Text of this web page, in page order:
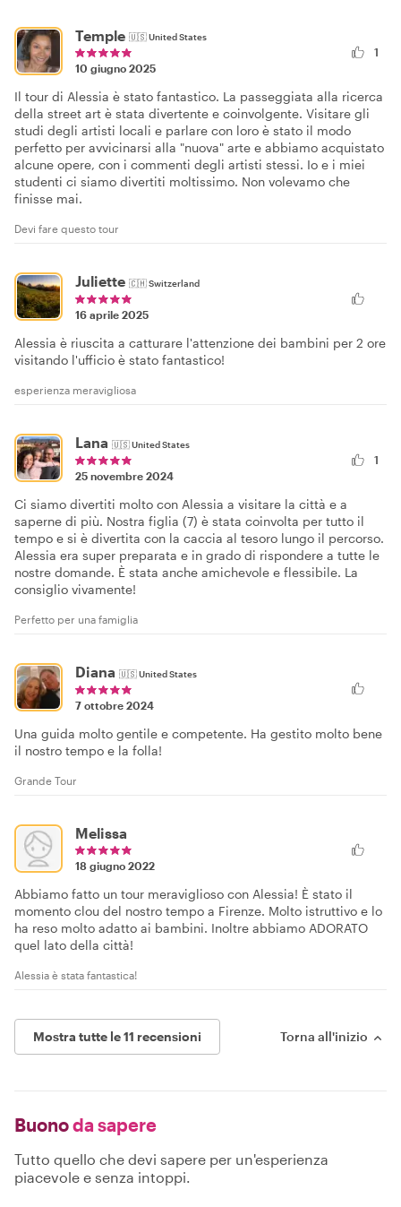
Temple 🇺🇸United States
10 giugno 2025
1
Il tour di Alessia è stato fantastico. La passeggiata alla ricerca
della street art è stata divertente e coinvolgente. Visitare gli
studi degli artisti locali e parlare con loro è stato il modo
perfetto per avvicinarsi alla "nuova" arte e abbiamo acquistato
alcune opere, con i commenti degli artisti stessi. Io e i miei
studenti ci siamo divertiti moltissimo. Non volevamo che
finisse mai.
Devi fare questo tour
Juliette 🇨🇭Switzerland
16 aprile 2025
Alessia è riuscita a catturare l'attenzione dei bambini per 2 ore
visitando l'ufficio è stato fantastico!
esperienza meravigliosa
Lana 🇺🇸United States
25 novembre 2024
1
Ci siamo divertiti molto con Alessia a visitare la città e a
saperne di più. Nostra figlia (7) è stata coinvolta per tutto il
tempo e si è divertita con la caccia al tesoro lungo il percorso.
Alessia era super preparata e in grado di rispondere a tutte le
nostre domande. È stata anche amichevole e flessibile. La
consiglio vivamente!
Perfetto per una famiglia
Diana 🇺🇸United States
7 ottobre 2024
Una guida molto gentile e competente. Ha gestito molto bene
il nostro tempo e la folla!
Grande Tour
Melissa
18 giugno 2022
Abbiamo fatto un tour meraviglioso con Alessia! È stato il
momento clou del nostro tempo a Firenze. Molto istruttivo e lo
ha reso molto adatto ai bambini. Inoltre abbiamo ADORATO
quel lato della città!
Alessia è stata fantastica!
Mostra tutte le 11 recensioni Torna all'inizio
Buonoda sapere
Tutto quello che devi sapere per un'esperienza
piacevole e senza intoppi.